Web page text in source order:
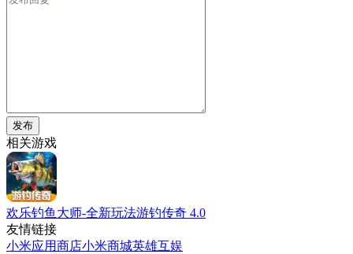
发布
相关游戏
欢乐钓鱼大师-全新玩法游钓传奇 4.0
友情链接
小米应用商店小米商城英雄互娱